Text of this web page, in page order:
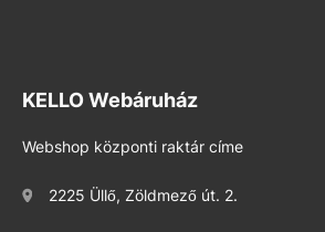
KELLO Webáruház
Webshop központi raktár címe
2225 Üllő, Zöldmező út. 2.